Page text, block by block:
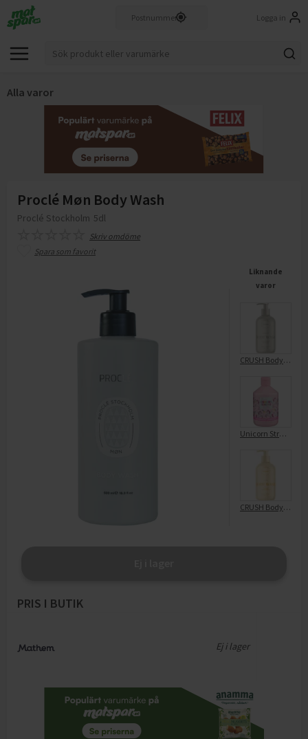
Logga in
Alla varor
Proclé Møn Body Wash
Proclé Stockholm 5dl
Skriv omdöme
Spara som favorit
Liknande
varor
CRUSH Body Wash Harmony
Unicorn Strawberry Body Wash
CRUSH Body Wash Glow
PRIS I BUTIK
Ej i lager